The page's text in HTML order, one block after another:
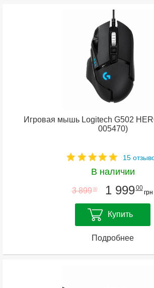
Игровая мышь Logitech G502
005470)
15
В наличии
3 899 00 1 99900
грн
Купить
Подробнее